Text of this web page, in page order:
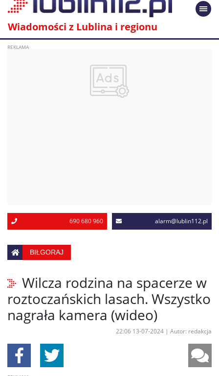
Wiadomości z Lublina i regionu
690 680 960 alarm@lublin112.pl
BIŁGORAJ
Wilcza rodzina na spacerze w
roztoczańskich lasach. Wszystko
nagrała kamera (wideo)
22:06 13-07-2024 | Autor: redakcja